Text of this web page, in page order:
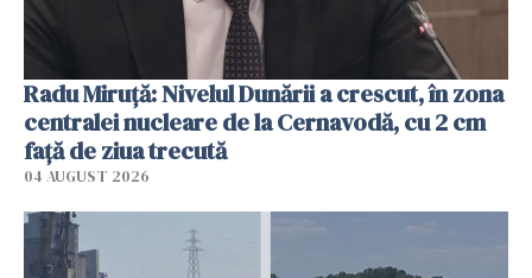
Radu Miruţă: Nivelul Dunării a crescut, în zona
centralei nucleare de la Cernavodă, cu 2 cm
faţă de ziua trecută
04 AUGUST 2026